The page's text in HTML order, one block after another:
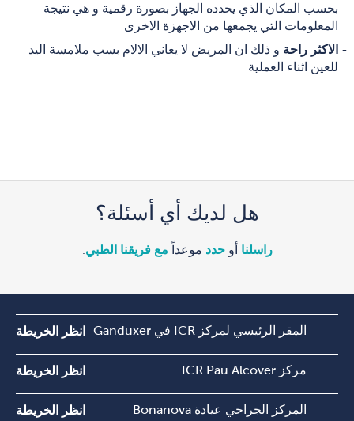
بحسب المكان الذي يحدده الجهاز بصورة رقمية و هي نتيجة
المعلومات التي يجمعها من الاجهزة الاخرى
الاكثر راحة و ذلك ان المريض لا يعاني الالام بسب ملامسة اليد
للعين اثناء العملية
هل لديك أي أسئلة؟
راسلنا أوحدد موعداً مع فريقنا الطبي
المقر الرئيسي لمركز ICR في Ganduxer انظر الخريطة
مركز ICR Pau Alcover انظر الخريطة
المركز الجراحي عيادة Bonanova انظر الخريطة